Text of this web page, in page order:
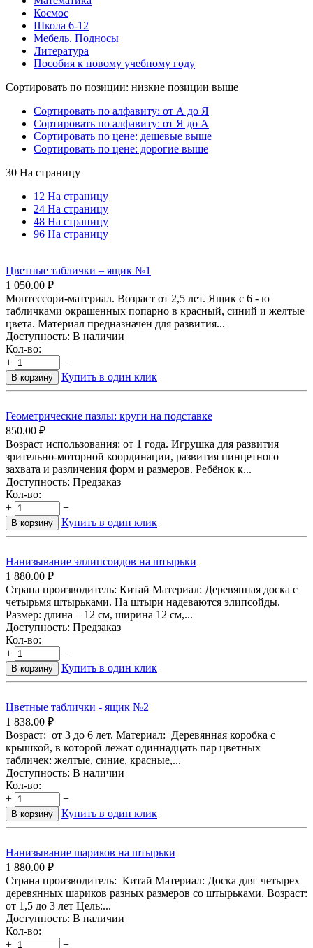
Космос
Школа 6-12
Мебель. Подносы
Литература
Пособия к новому учебному году
Сортировать по позиции: низкие позиции выше
Сортировать по алфавиту: от А до Я
Сортировать по алфавиту: от Я до А
Сортировать по цене: дешевые выше
Сортировать по цене: дорогие выше
30 На страницу
12 На страницу
24 На страницу
48 На страницу
96 На страницу
Цветные таблички – ящик №1
1 050.00 ₽
Монтессори-материал. Возраст от 2,5 лет. Ящик с 6 - ю
табличками окрашенных попарно в красный, синий и желтые
цвета. Материал предназначен для развития...
Доступность: В наличии
Кол-во:
+
−
В корзину Купить в один клик
Геометрические пазлы: круги на подставке
850.00 ₽
Возраст использования: от 1 года. Игрушка для развития
зрительно-моторной координации, развития пинцетного
захвата и различения форм и размеров. Ребёнок к...
Доступность: Предзаказ
Кол-во:
+
−
В корзину Купить в один клик
Нанизывание эллипсоидов на штырьки
1 880.00 ₽
Страна производитель: Китай Материал: Деревянная доска с
четырьмя штырьками. На штыри надеваются элипсойды.
Размер: длина – 12 см, ширина 12 см,...
Доступность: Предзаказ
Кол-во:
+
−
В корзину Купить в один клик
Цветные таблички - ящик №2
1 838.00 ₽
Возраст: от 3 до 6 лет. Материал: Деревянная коробка с
крышкой, в которой лежат одиннадцать пар цветных
табличек: желтые, синие, красные,...
Доступность: В наличии
Кол-во:
+
−
В корзину Купить в один клик
Нанизывание шариков на штырьки
1 880.00 ₽
Страна производитель: Китай Материал: Доска для четырех
деревянных шариков разных размеров со штырьками. Возраст:
от 1,5 до 3 лет Цель:...
Доступность: В наличии
Кол-во:
+
−